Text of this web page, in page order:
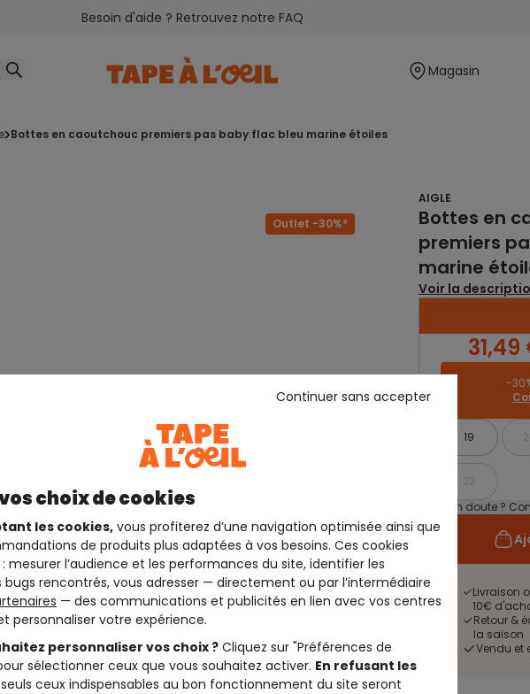
Besoin d'aide ? Retrouvez notre FAQ
Magasin
bottes en caoutchouc premiers pas baby flac bleu marine étoiles
Outlet -30%*
AIGLE
Bottes en
premiers
marine
Voir la
31,49
-
19
23
Un doute ?
Livraison
10€
Retour &
la saison
Vendu et
choix de cookies
les cookies, vous profiterez d’une navigation optimisée ainsi que
de produits plus adaptées à vos besoins. Ces cookies
mesurer l’audience et les performances du site, identifier les
bugs rencontrés, vous adresser — directement ou par l’intermédiaire
— des communications et publicités en lien avec vos centres
personnaliser votre expérience.
personnaliser vos choix ? Cliquez sur "Préférences de
sélectionner ceux que vous souhaitez activer. En refusant les
seuls ceux indispensables au bon fonctionnement du site seront
Continuer sans accepter